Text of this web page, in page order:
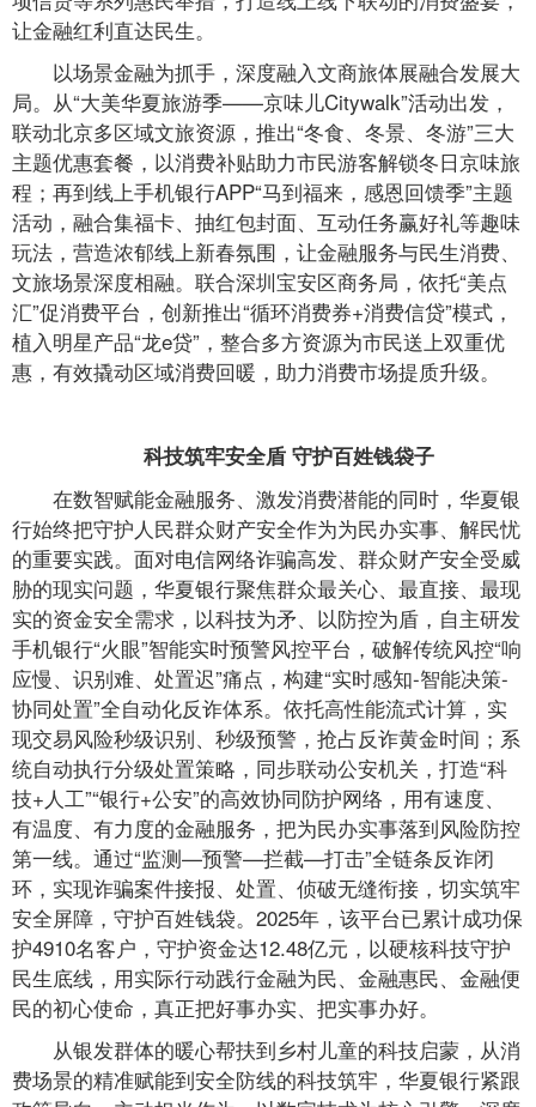
让金融红利直达民生。
以场景金融为抓手，深度融入文商旅体展融合发展大
局。从“大美华夏旅游季——京味儿Citywalk”活动出发，
联动北京多区域文旅资源，推出“冬食、冬景、冬游”三大
主题优惠套餐，以消费补贴助力市民游客解锁冬日京味旅
程；再到线上手机银行APP“马到福来，感恩回馈季”主题
活动，融合集福卡、抽红包封面、互动任务赢好礼等趣味
玩法，营造浓郁线上新春氛围，让金融服务与民生消费、
文旅场景深度相融。联合深圳宝安区商务局，依托“美点
汇”促消费平台，创新推出“循环消费券+消费信贷”模式，
植入明星产品“龙e贷”，整合多方资源为市民送上双重优
惠，有效撬动区域消费回暖，助力消费市场提质升级。
科技筑牢安全盾 守护百姓钱袋子
在数智赋能金融服务、激发消费潜能的同时，华夏银
行始终把守护人民群众财产安全作为为民办实事、解民忧
的重要实践。面对电信网络诈骗高发、群众财产安全受威
胁的现实问题，华夏银行聚焦群众最关心、最直接、最现
实的资金安全需求，以科技为矛、以防控为盾，自主研发
手机银行“火眼”智能实时预警风控平台，破解传统风控“响
应慢、识别难、处置迟”痛点，构建“实时感知-智能决策-
协同处置”全自动化反诈体系。依托高性能流式计算，实
现交易风险秒级识别、秒级预警，抢占反诈黄金时间；系
统自动执行分级处置策略，同步联动公安机关，打造“科
技+人工”“银行+公安”的高效协同防护网络，用有速度、
有温度、有力度的金融服务，把为民办实事落到风险防控
第一线。通过“监测—预警—拦截—打击”全链条反诈闭
环，实现诈骗案件接报、处置、侦破无缝衔接，切实筑牢
安全屏障，守护百姓钱袋。2025年，该平台已累计成功保
护4910名客户，守护资金达12.48亿元，以硬核科技守护
民生底线，用实际行动践行金融为民、金融惠民、金融便
民的初心使命，真正把好事办实、把实事办好。
从银发群体的暖心帮扶到乡村儿童的科技启蒙，从消
费场景的精准赋能到安全防线的科技筑牢，华夏银行紧跟